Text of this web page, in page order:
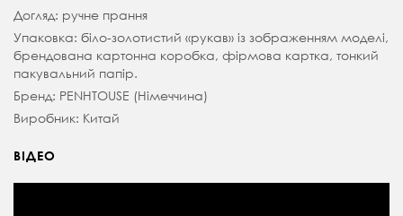
Догляд: ручне прання
Упаковка: біло-золотистий «рукав» із зображенням моделі,
брендована картонна коробка, фірмова картка, тонкий
пакувальний папір.
Бренд: PENHTOUSE (Німеччина)
Виробник: Китай
ВІДЕО